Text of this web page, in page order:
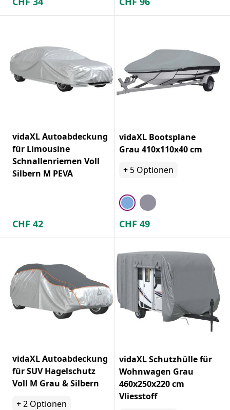
vidaXL Autoabdeckung
für Limousine
Schnallenriemen Voll
Silbern M PEVA
CHF 42
vidaXL Bootsplane
Grau 410x110x40 cm
+ 5 Optionen
CHF 49
vidaXL Autoabdeckung
für SUV Hagelschutz
Voll M Grau & Silbern
+2 Optionen
vidaXL Schutzhülle für
Wohnwagen Grau
460x250x220 cm
Vliesstoff